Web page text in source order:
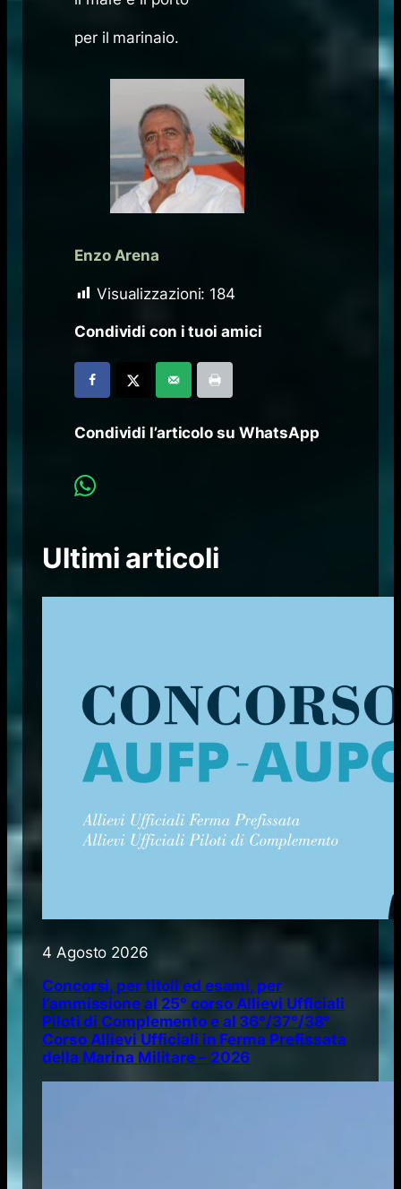
per il marinaio.
Enzo Arena
Visualizzazioni: 184
Condividi con i tuoi amici
Condividi l’articolo su WhatsApp
Ultimi articoli
4 Agosto 2026
Concorsi, per titoli ed esami, per
l’ammissione al 25° corso Allievi Ufficiali
Piloti di Complemento e al 36°/37°/38°
Corso Allievi Ufficiali in Ferma Prefissata
della Marina Militare – 2026